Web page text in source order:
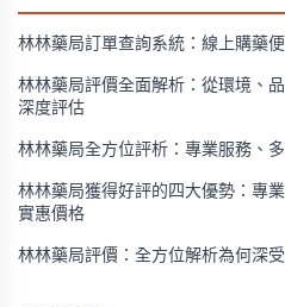
林林藥局訂單查詢系統：線上購藥
林林藥局評價全面解析：從環境、
深度評估
林林藥局全方位評析：專業服務、
林林藥局獲得好評的四大優勢：專
實惠價格
林林藥局評價：全方位解析為何深